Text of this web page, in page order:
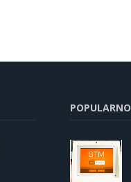
POPULARNO